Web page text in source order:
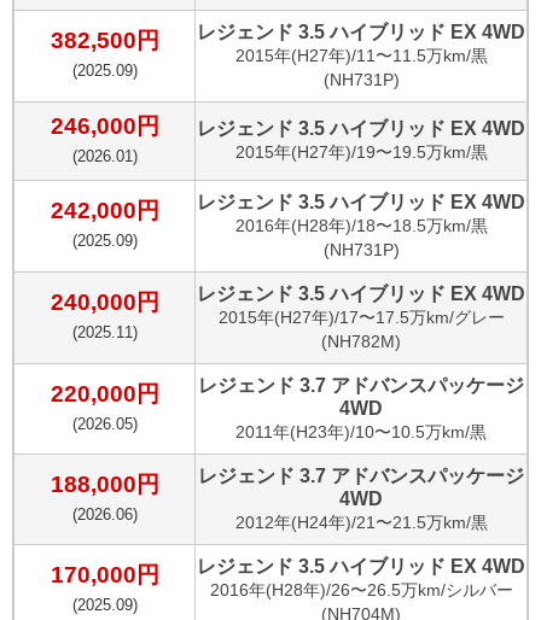
382,500 円
(2025.09)
レジェンド 3.5 ハイブリッド EX 4WD
2015年(H27年)/11〜11.5万km/黒
(NH731P)
246,000 円
(2026.01)
レジェンド 3.5 ハイブリッド EX 4WD
2015年(H27年)/19〜19.5万km/黒
242,000 円
(2025.09)
レジェンド 3.5 ハイブリッド EX 4WD
2016年(H28年)/18〜18.5万km/黒
(NH731P)
240,000 円
(2025.11)
レジェンド 3.5 ハイブリッド EX 4WD
2015年(H27年)/17〜17.5万km/グレー
(NH782M)
220,000 円
(2026.05)
レジェンド 3.7 アドバンスパッケージ
4WD
2011年(H23年)/10〜10.5万km/黒
188,000 円
(2026.06)
レジェンド 3.7 アドバンスパッケージ
4WD
2012年(H24年)/21〜21.5万km/黒
170,000 円
(2025.09)
レジェンド 3.5 ハイブリッド EX 4WD
2016年(H28年)/26〜26.5万km/シルバー
(NH704M)